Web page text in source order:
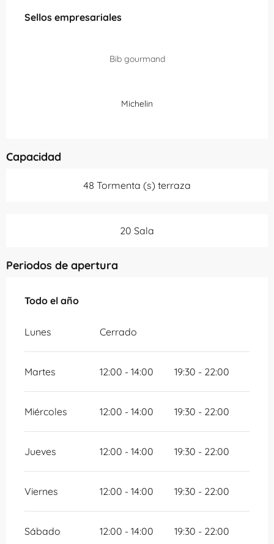
Sellos empresariales
Sellos empresariales
Bib gourmand
Michelin
Capacidad
48 Tormenta (s) terraza
20 Sala
Periodos de apertura
Todo el año
Todo el año
Lunes Cerrado
Martes 12:00 - 14:00 19:30 - 22:00
Miércoles 12:00 - 14:00 19:30 - 22:00
Jueves 12:00 - 14:00 19:30 - 22:00
Viernes 12:00 - 14:00 19:30 - 22:00
Sábado 12:00 - 14:00 19:30 - 22:00